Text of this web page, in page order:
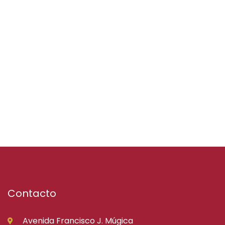
Contacto
Avenida Francisco J. Múgica